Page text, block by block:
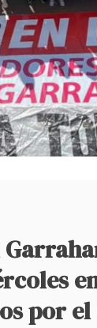
por